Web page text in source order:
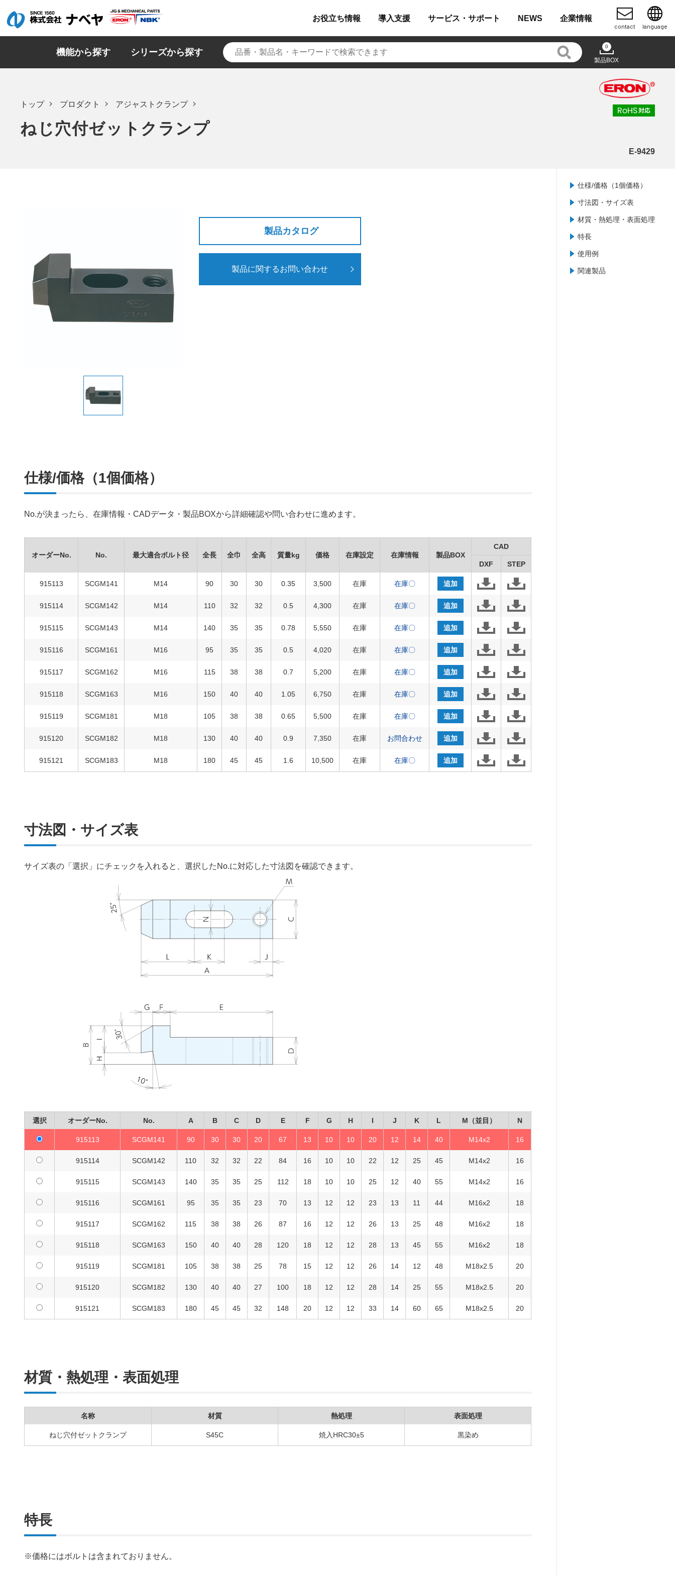
お役立ち情報 導入支援 サービス・ サポート NEWS 企業情報
contact language
機能から探す シリーズから探す
0
製品BOX
トップ プロダクト アジャストクランプ
ねじ穴付ゼットクランプ
E-9429
仕様/価格（1個価格）
寸法図・サイズ表
材質・熱処理・表面処理
特長
使用例
関連製品
製品カタログ
製品に関するお問い合わせ
仕様/価格（1個価格）
No.が決まったら、在庫情報・CADデータ・製品BOXから詳細確認や問い合わせに進めます。
オーダーNo. No. 最大適合ボルト径 全長 全巾 全高 質量kg 価格 在庫設定 在庫情報 製品BOX
CAD
DXF STEP
915113 SCGM141 M14 90 30 30 0.35 3,500 在庫 在庫〇 追加
915114 SCGM142 M14 110 32 32 0.5 4,300 在庫 在庫〇 追加
915115 SCGM143 M14 140 35 35 0.78 5,550 在庫 在庫〇 追加
915116 SCGM161 M16 95 35 35 0.5 4,020 在庫 在庫〇 追加
915117 SCGM162 M16 115 38 38 0.7 5,200 在庫 在庫〇 追加
915118 SCGM163 M16 150 40 40 1.05 6,750 在庫 在庫〇 追加
915119 SCGM181 M18 105 38 38 0.65 5,500 在庫 在庫〇 追加
915120 SCGM182 M18 130 40 40 0.9 7,350 在庫 お問合わせ 追加
915121 SCGM183 M18 180 45 45 1.6 10,500 在庫 在庫〇 追加
寸法図・サイズ表
サイズ表の「選択」にチェックを入れると、選択したNo.に対応した寸法図を確認できます。
選択 オーダーNo. No. A B C D E F G H I J K L M（並目） N
915113 SCGM141 90 30 30 20 67 13 10 10 20 12 14 40 M14x2 16
915114 SCGM142 110 32 32 22 84 16 10 10 22 12 25 45 M14x2 16
915115 SCGM143 140 35 35 25 112 18 10 10 25 12 40 55 M14x2 16
915116 SCGM161 95 35 35 23 70 13 12 12 23 13 11 44 M16x2 18
915117 SCGM162 115 38 38 26 87 16 12 12 26 13 25 48 M16x2 18
915118 SCGM163 150 40 40 28 120 18 12 12 28 13 45 55 M16x2 18
915119 SCGM181 105 38 38 25 78 15 12 12 26 14 12 48 M18x2.5 20
915120 SCGM182 130 40 40 27 100 18 12 12 28 14 25 55 M18x2.5 20
915121 SCGM183 180 45 45 32 148 20 12 12 33 14 60 65 M18x2.5 20
材質・熱処理・表面処理
名称 材質 熱処理 表面処理
ねじ穴付ゼットクランプ S45C 焼入HRC30±5 黒染め
特長
※価格にはボルトは含まれておりません。